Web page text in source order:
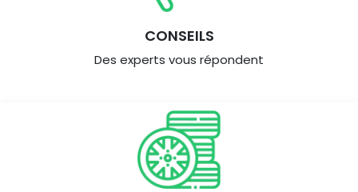
CONSEILS
Des experts vous répondent